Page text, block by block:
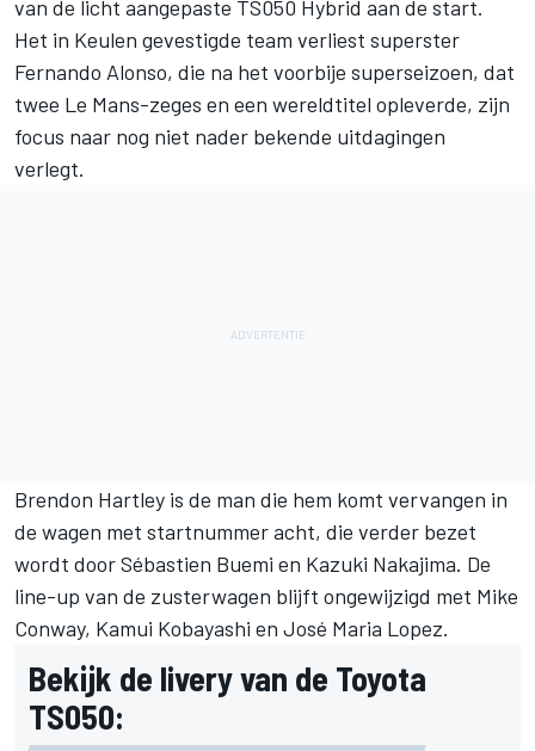
van de licht aangepaste TS050 Hybrid aan de start.
Het in Keulen gevestigde team verliest superster
Fernando Alonso, die na het voorbije superseizoen, dat
twee Le Mans-zeges en een wereldtitel opleverde, zijn
focus naar nog niet nader bekende uitdagingen
verlegt.
Brendon Hartley is de man die hem komt vervangen in
de wagen met startnummer acht, die verder bezet
wordt door Sébastien Buemi en Kazuki Nakajima. De
line-up van de zusterwagen blijft ongewijzigd met Mike
Conway, Kamui Kobayashi en José Maria Lopez.
Bekijk de livery van de Toyota
TS050: